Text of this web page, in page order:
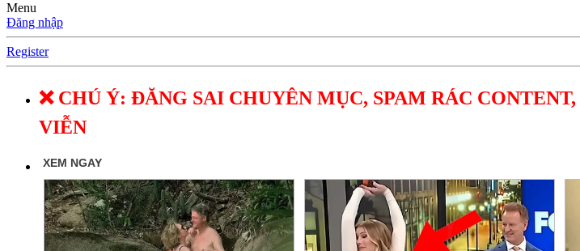
Menu
Đăng nhập
Register
❌ CHÚ Ý: ĐĂNG SAI CHUYÊN MỤC, SPAM RÁC
VIỄN